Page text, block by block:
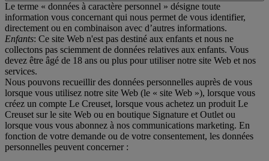
Le terme « données à caractère personnel » désigne toute
information vous concernant qui nous permet de vous identifier,
directement ou en combinaison avec d’autres informations.
Enfants: Ce site Web n'est pas destiné aux enfants et nous ne
collectons pas sciemment de données relatives aux enfants. Vous
devez être âgé de 18 ans ou plus pour utiliser notre site Web et nos
services.
Nous pouvons recueillir des données personnelles auprès de vous
lorsque vous utilisez notre site Web (le « site Web »), lorsque vous
créez un compte Le Creuset, lorsque vous achetez un produit Le
Creuset sur le site Web ou en boutique Signature et Outlet ou
lorsque vous vous abonnez à nos communications marketing. En
fonction de votre demande ou de votre consentement, les données
personnelles peuvent concerner :